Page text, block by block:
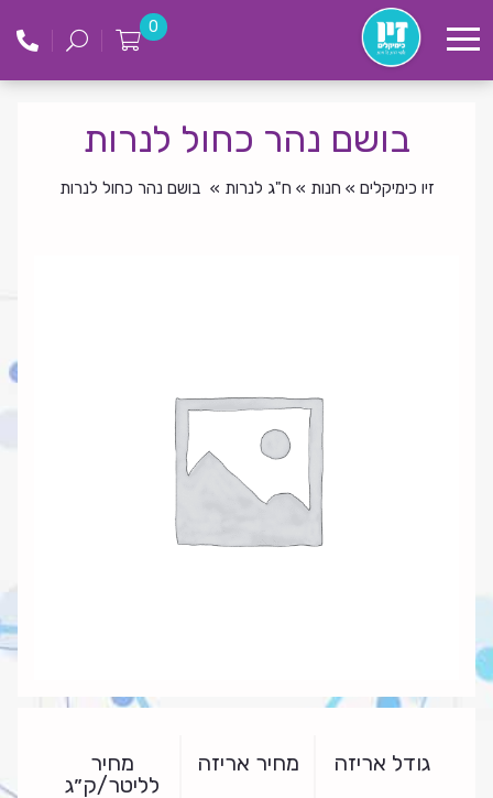
לתוכן
זיו
כימקילים
0
בושם נהר כחול לנרות
זיו כימיקלים » חנות » ח"ג לנרות » בושם נהר כחול לנרות
גודל אריזה מחיר אריזה
מחיר
לליטר/ק״ג